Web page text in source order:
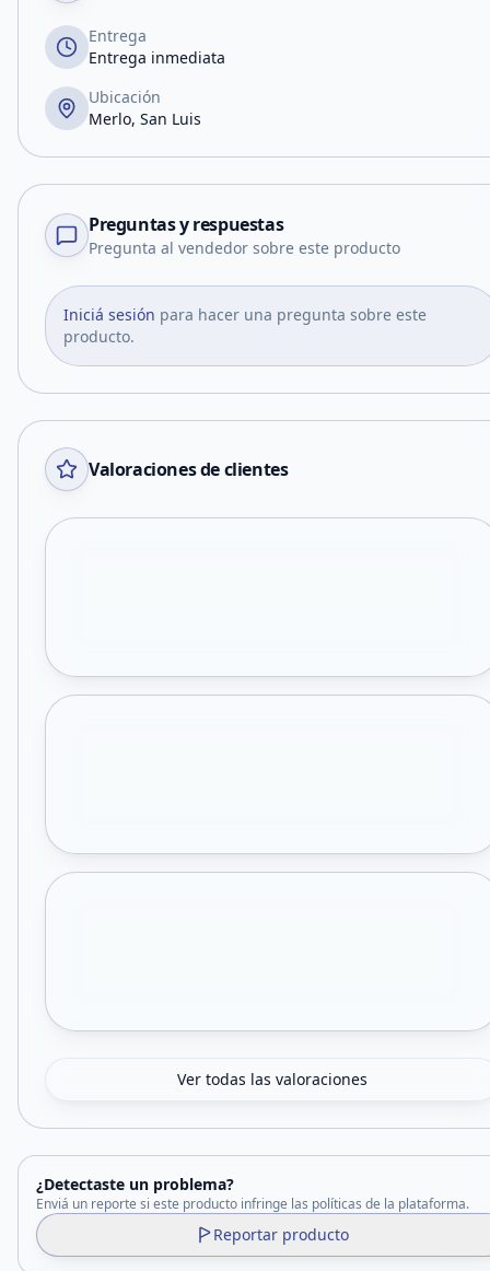
Entrega
Entrega inmediata
Ubicación
Merlo, San Luis
Preguntas y respuestas
Pregunta al vendedor sobre este producto
Iniciá sesión para hacer una pregunta sobre este
producto.
Valoraciones de clientes
Ver todas las valoraciones
¿Detectaste un problema?
Enviá un reporte si este producto infringe las políticas de la plataforma.
Reportar producto